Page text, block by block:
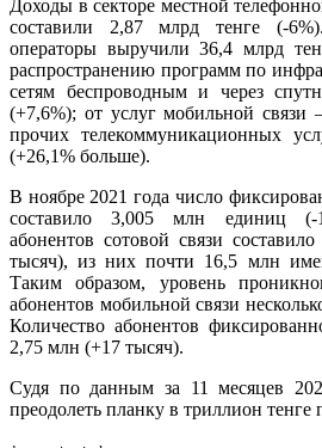
Доходы в секторе местной
составили 2,87 млрд тенге (-
операторы выручили 36,4 млрд
распространению программ по
сетям беспроводным и через
(+7,6%); от услуг мобильной
прочих телекоммуникационных
(+26,1% больше).
В ноябре 2021 года число
составило 3,005 млн единиц (-
абонентов сотовой связи
тысяч), из них почти 16,5 млн
Таким образом, уровень
абонентов мобильной связи
Количество абонентов
2,75 млн (+17 тысяч).
Судя по данным за 11 месяцев
преодолеть планку в триллион тенге